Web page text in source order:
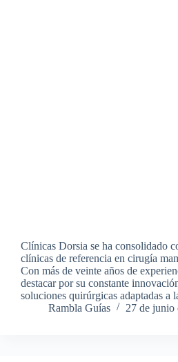
Clínicas Dorsia se ha consolidado
clínicas de referencia en cirugía
Con más de veinte años de
destacar por su constante
soluciones quirúrgicas adaptadas a
Rambla Guías
27 de junio